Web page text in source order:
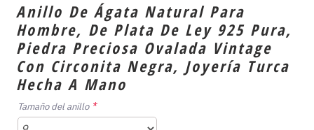
Anillo De Ágata Natural Para
Hombre, De Plata De Ley 925 Pura,
Piedra Preciosa Ovalada Vintage
Con Circonita Negra, Joyería Turca
Hecha A Mano
Tamaño del anillo